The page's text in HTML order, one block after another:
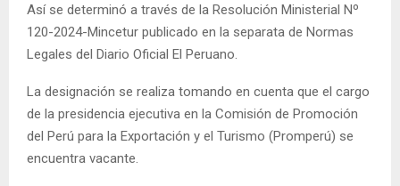
Así se determinó a través de la Resolución Ministerial Nº
120-2024-Mincetur publicado en la separata de Normas
Legales del Diario Oficial El Peruano.
La designación se realiza tomando en cuenta que el cargo
de la presidencia ejecutiva en la Comisión de Promoción
del Perú para la Exportación y el Turismo (Promperú) se
encuentra vacante.